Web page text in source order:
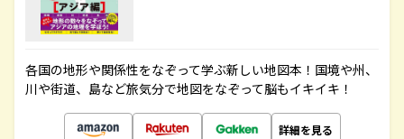
各国の地形や関係性をなぞって学ぶ新しい地図本！国境や州、
川や街道、島など旅気分で地図をなぞって脳もイキイキ！
詳細を見る